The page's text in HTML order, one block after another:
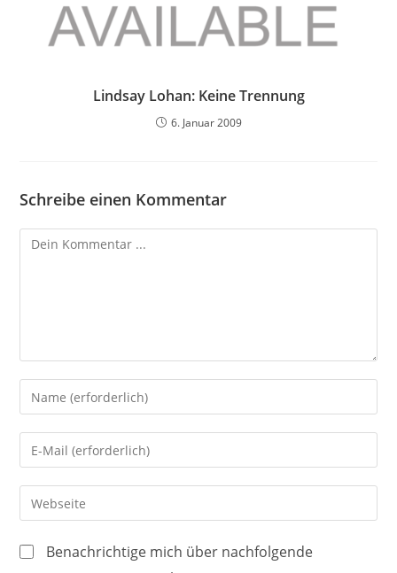
Lindsay Lohan: Keine Trennung
6. Januar 2009
Schreibe einen Kommentar
Kommentieren
Gib
deinen
Namen
oder
Benutzernamen
zum
ein
Gib
deine
E-
Mail-
zum
Gib
deine
Website-
URL
Benachrichtige mich über nachfolgende